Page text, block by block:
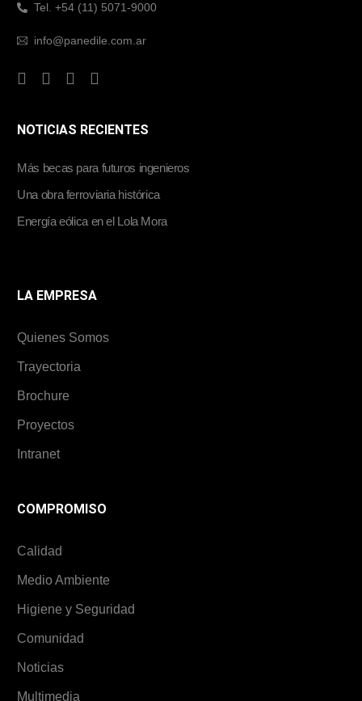
Tel. +54 (11) 5071-9000
info@panedile.com.ar
NOTICIAS RECIENTES
Más becas para futuros ingenieros
Una obra ferroviaria histórica
Energía eólica en el Lola Mora
LA EMPRESA
Quienes Somos
Trayectoria
Brochure
Proyectos
Intranet
COMPROMISO
Calidad
Medio Ambiente
Higiene y Seguridad
Comunidad
Noticias
Multimedia